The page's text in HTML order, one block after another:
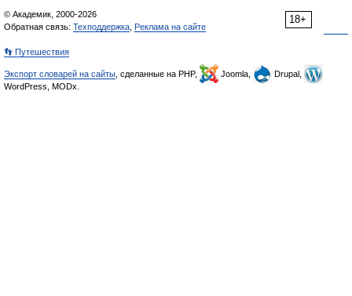
18+
© Академик, 2000-2026
Обратная связь: Техподдержка Реклама на сайте
👣 Путешествия
Экспорт словарей на сайты , сделанные на PHP, Joomla,
Drupal,
WordPress, MODx.